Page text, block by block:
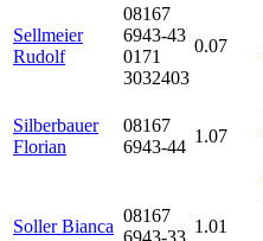
Sellmeier
Rudolf
08167
6943-43
0171
3032403
0.07
Silberbauer
Florian
08167
6943-44
1.07
Soller Bianca
08167
1.01